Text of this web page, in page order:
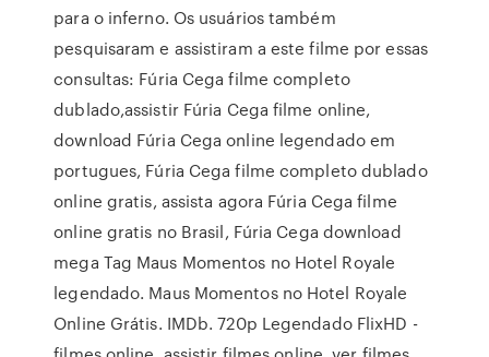
para o inferno. Os usuários também
pesquisaram e assistiram a este filme por essas
consultas: Fúria Cega filme completo
dublado,assistir Fúria Cega filme online,
download Fúria Cega online legendado em
portugues, Fúria Cega filme completo dublado
online gratis, assista agora Fúria Cega filme
online gratis no Brasil, Fúria Cega download
mega Tag Maus Momentos no Hotel Royale
legendado. Maus Momentos no Hotel Royale
Online Grátis. IMDb. 720p Legendado FlixHD -